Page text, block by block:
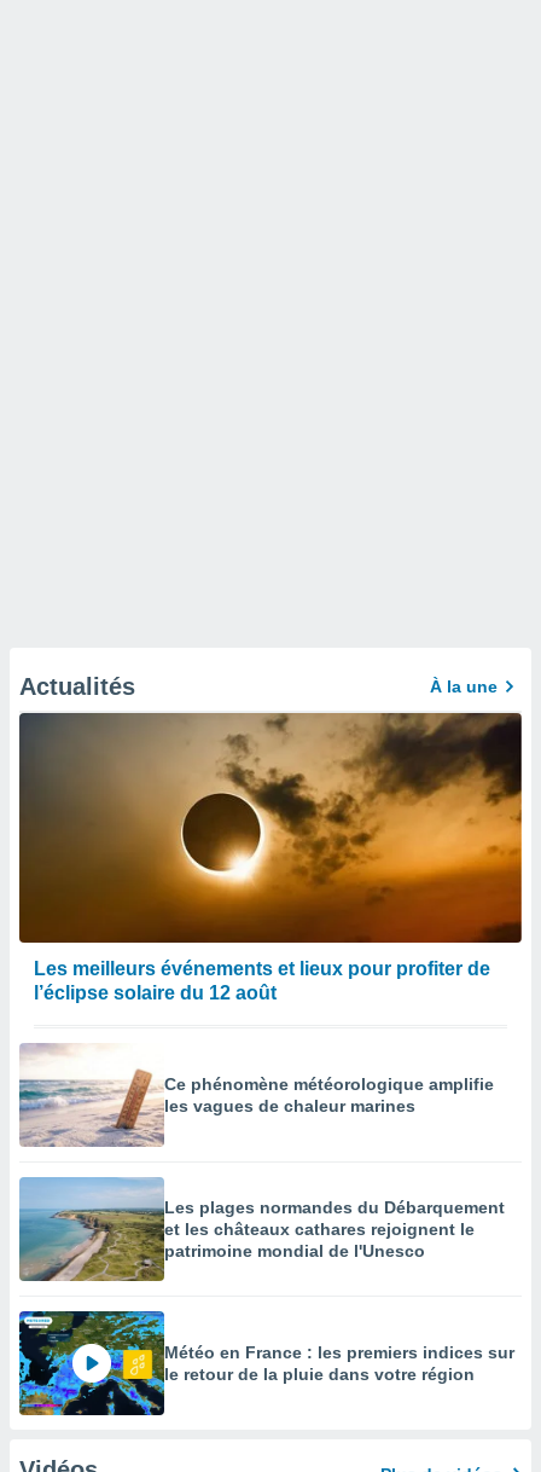
Actualités À la une
Les meilleurs événements et lieux pour profiter de
l’éclipse solaire du 12 août
Ce phénomène météorologique amplifie
les vagues de chaleur marines
Les plages normandes du Débarquement
et les châteaux cathares rejoignent le
patrimoine mondial de l'Unesco
Météo en France : les premiers indices sur
le retour de la pluie dans votre région